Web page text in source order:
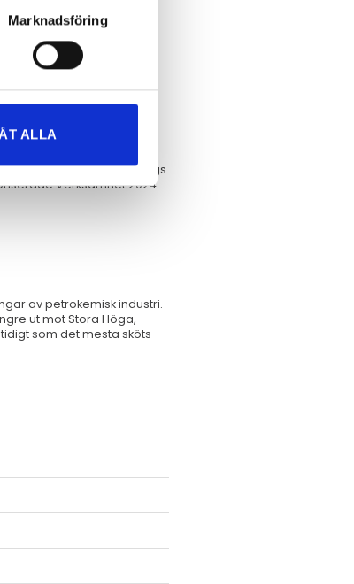
Marknadsföring
ALLA
inför ett beslut finns vi
vägen
till Fortnox och utsågs
Verksamhet 2024.
av petrokemisk industri.
ut mot Stora Höga,
som det mesta sköts